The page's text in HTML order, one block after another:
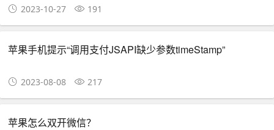
2023-10-27 191
苹果手机提示“调用支付JSAPI缺少参数timeStamp”
2023-08-08 217
苹果怎么双开微信？